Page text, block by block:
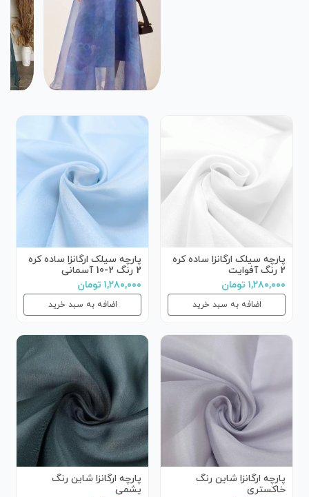
پارچه سیلک ارگانزا ساده کره
2 رنگ آفوایت
۱,۲۸۰,۰۰۰ تومان
اضافه به سبد خرید
پارچه سیلک ارگانزا ساده کره
2 رنگ 2-10 آسمانی
۱,۲۸۰,۰۰۰ تومان
اضافه به سبد خرید
پارچه ارگانزا شاین رنگ
خاکستری
پارچه ارگانزا شاین رنگ
یشمی